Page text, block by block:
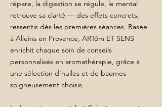
répare, la digestion se régule, le mental
retrouve sa clarté — des effets concrets,
ressentis dès les premières séances. Basée
à Alleins en Provence, ARTôm ET SENS
enrichit chaque soin de conseils
personnalisés en aromathérapie, grâce à
une sélection d'huiles et de baumes
soigneusement choisis.